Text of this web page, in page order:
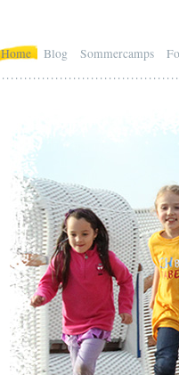
Home Blog Sommercamps